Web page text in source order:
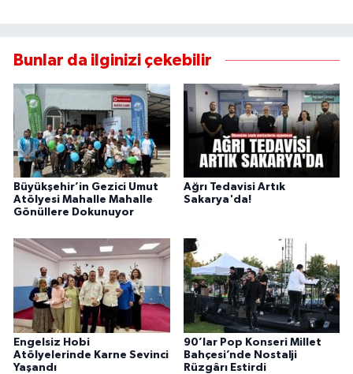
Bunlar da ilginizi çekebilir
Büyükşehir’in Gezici Umut
Atölyesi Mahalle Mahalle
Gönüllere Dokunuyor
Ağrı Tedavisi Artık
Sakarya'da!
Engelsiz Hobi
Atölyelerinde Karne Sevinci
Yaşandı
90’lar Pop Konseri Millet
Bahçesi’nde Nostalji
Rüzgârı Estirdi